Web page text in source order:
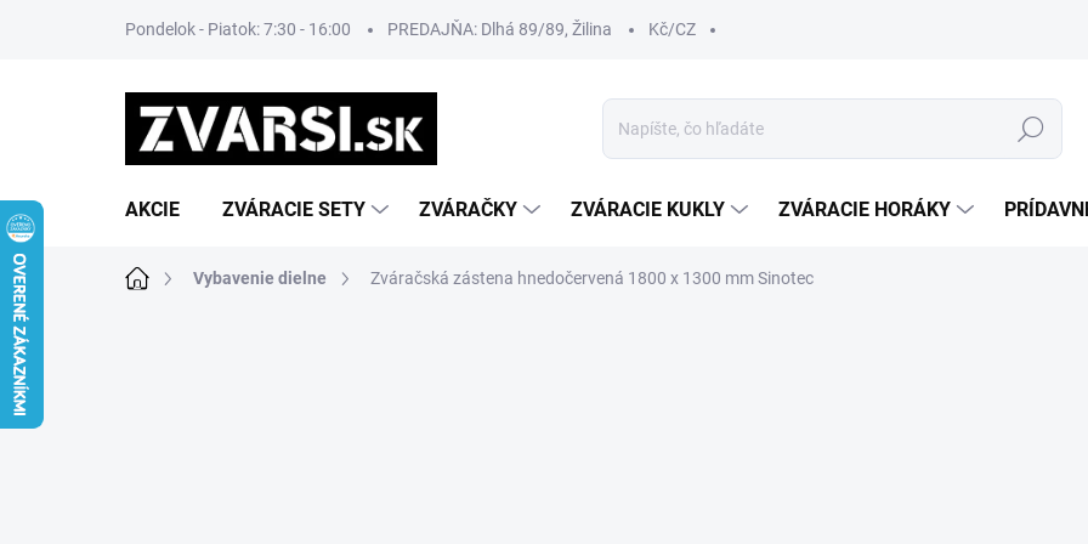
Pondelok - Piatok: 7:30 - 16:00 PREDAJŇA: Dlhá 89/89, Žilina Kč/CZ
Hľadať
AKCIE ZVÁRACIE SETY ZVÁRAČKY ZVÁRACIE KUKLY ZVÁRACIE HORÁKY
DomovVybavenie dielne Zváračská zástena hnedočervená 1800 x 1300 mm Sinotec